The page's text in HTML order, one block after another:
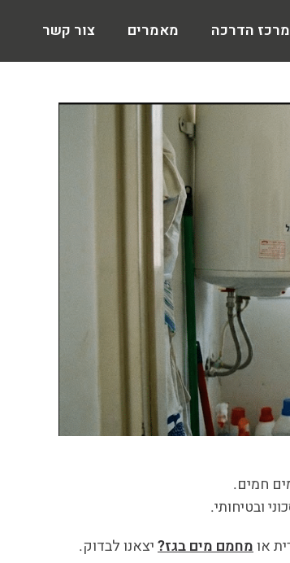
מרכז הדרכה מאמרים צור קשר
חמים.
ובטיחותי.
אומחמם מים בגז?יצאנו לבדוק.